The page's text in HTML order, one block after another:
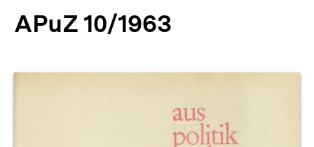
APuZ 10/1963
Produktvorschau